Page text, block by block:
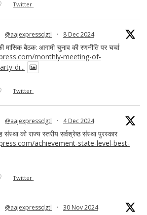
Twitter
@aajexpressdgtl · 8 Dec 2024
की मासिक बैठक: आगामी चुनाव की रणनीति पर चर्चा
monthly-meeting-of-
di...
Twitter
@aajexpressdgtl · 4 Dec 2024
को राज्य स्तरीय सर्वश्रेष्ठ संस्था पुरस्कार
achievement-state-level-best-
Twitter
@aajexpressdgtl · 30 Nov 2024